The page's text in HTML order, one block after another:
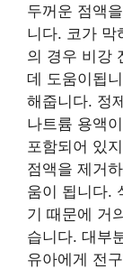
두꺼운 점액
니다. 코가 막
의 경우 비강
데 도움이됩
해줍니다. 정
나트륨 용액
포함되어 있
점액을 제거
움이 됩니다.
기 때문에 거
습니다. 대부
유아에게 전